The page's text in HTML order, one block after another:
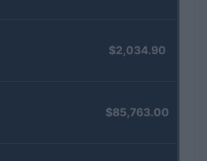
$2,034.90
$85,763.00